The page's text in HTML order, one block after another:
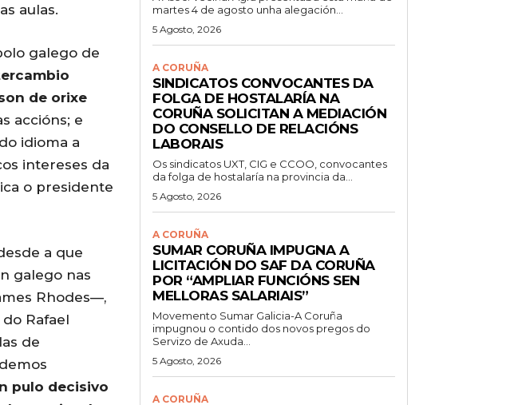
aulas.
galego de
de orixe
accións; e
idioma a
intereses da
o presidente
a que
galego nas
Rhodes—,
Rafael
de
pulo decisivo
martes 4 de agosto unha alegación...
5 Agosto, 2026
A CORUÑA
SINDICATOS CONVOCANTES DA
FOLGA DE HOSTALARÍA NA
CORUÑA SOLICITAN A MEDIACIÓN
DO CONSELLO DE RELACIÓNS
LABORAIS
Os sindicatos UXT, CIG e CCOO, convocantes
da folga de hostalaría na provincia da...
5 Agosto, 2026
A CORUÑA
SUMAR CORUÑA IMPUGNA A
LICITACIÓN DO SAF DA CORUÑA
POR “AMPLIAR FUNCIÓNS SEN
MELLORAS SALARIAIS”
Movemento Sumar Galicia-A Coruña
impugnou o contido dos novos pregos do
Servizo de Axuda...
5 Agosto, 2026
A CORUÑA